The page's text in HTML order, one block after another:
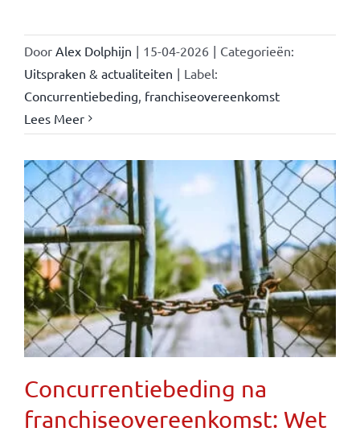
Door Alex Dolphijn | 15-04-2026 | Categorieën:
Uitspraken & actualiteiten | Label:
Concurrentiebeding franchiseovereenkomst
Lees Meer
Concurrentiebeding na
franchiseovereenkomst: Wet